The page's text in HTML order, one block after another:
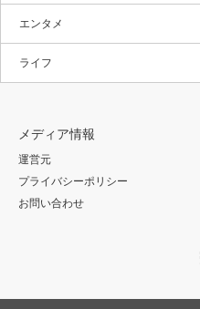
エンタメ
ライフ
メディア情報
運営元
プライバシーポリシー
お問い合わせ